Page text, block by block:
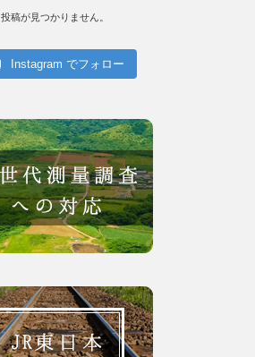
投稿が見つかりません。
Instagram でフォロー